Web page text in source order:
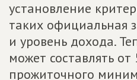
установление
таких официальная
и уровень дохода.
может составлять
прожиточного